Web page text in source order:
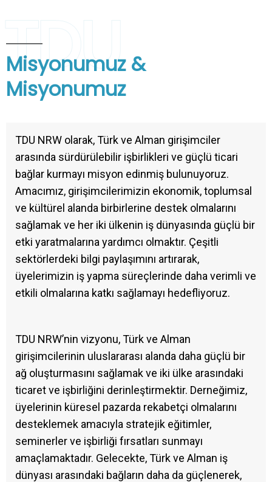
TDU
Misyonumuz &
Misyonumuz
TDU NRW olarak, Türk ve Alman girişimciler
arasında sürdürülebilir işbirlikleri ve güçlü ticari
bağlar kurmayı misyon edinmiş bulunuyoruz.
Amacımız, girişimcilerimizin ekonomik, toplumsal
ve kültürel alanda birbirlerine destek olmalarını
sağlamak ve her iki ülkenin iş dünyasında güçlü bir
etki yaratmalarına yardımcı olmaktır. Çeşitli
sektörlerdeki bilgi paylaşımını artırarak,
üyelerimizin iş yapma süreçlerinde daha verimli ve
etkili olmalarına katkı sağlamayı hedefliyoruz.
TDU NRW’nin vizyonu, Türk ve Alman
girişimcilerinin uluslararası alanda daha güçlü bir
ağ oluşturmasını sağlamak ve iki ülke arasındaki
ticaret ve işbirliğini derinleştirmektir. Derneğimiz,
üyelerinin küresel pazarda rekabetçi olmalarını
desteklemek amacıyla stratejik eğitimler,
seminerler ve işbirliği fırsatları sunmayı
amaçlamaktadır. Gelecekte, Türk ve Alman iş
dünyası arasındaki bağların daha da güçlenerek,